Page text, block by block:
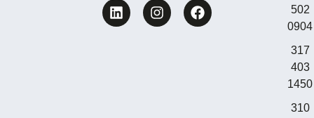
502
0904
317
403
1450
310